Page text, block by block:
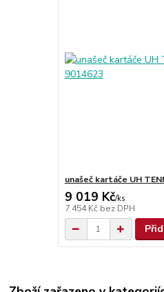
unašeč kartáče UH
9 019 Kč/ks
7 454 Kč bez DPH